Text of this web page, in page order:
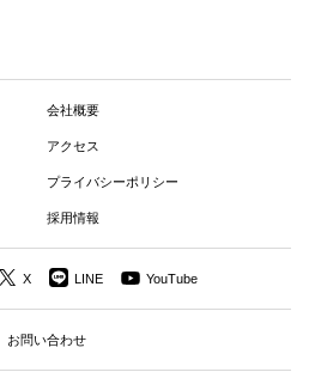
会社概要
アクセス
プライバシーポリシー
採用情報
X LINE YouTube
お問い合わせ